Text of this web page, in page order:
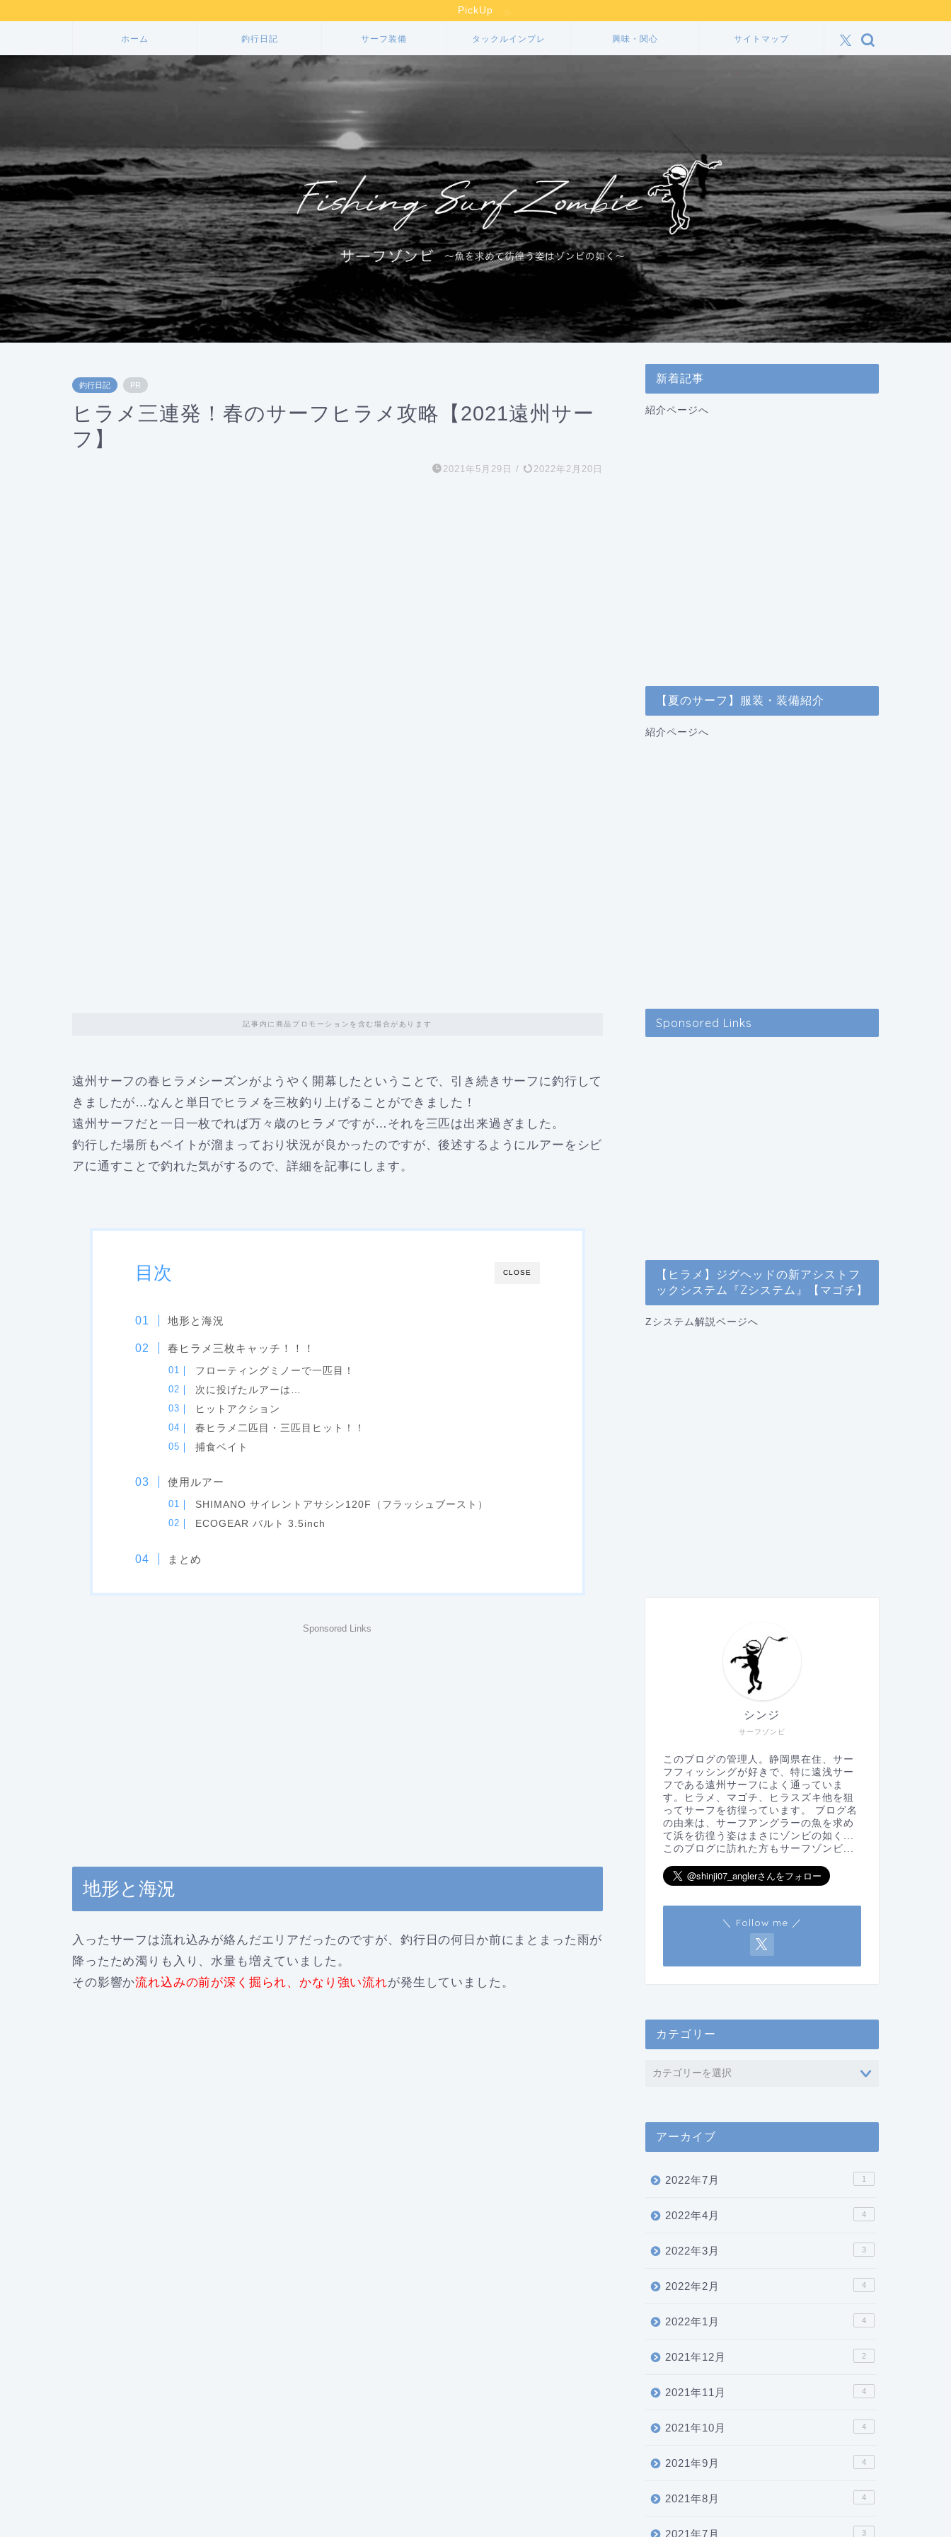
PickUp
ホーム 釣行日記 サーフ装備 タックルインプレ 興味・関心 サイトマップ
釣行日記 PR
ヒラメ三連発！春のサーフヒラメ攻略【2021遠州サー
フ】
2021年5月29日 / 2022年2月20日
記事内に商品プロモーションを含む場合があります
遠州サーフの春ヒラメシーズンがようやく開幕したということで、引き続きサーフに釣行して
きましたが…なんと単日でヒラメを三枚釣り上げることができました！
遠州サーフだと一日一枚でれば万々歳のヒラメですが…それを三匹は出来過ぎました。
釣行した場所もベイトが溜まっており状況が良かったのですが、後述するようにルアーをシビ
アに通すことで釣れた気がするので、詳細を記事にします。
CLOSE
目次
地形と海況
春ヒラメ三枚キャッチ！！！
フローティングミノーで一匹目！
次に投げたルアーは…
ヒットアクション
春ヒラメ二匹目・三匹目ヒット！！
捕食ベイト
使用ルアー
SHIMANO サイレントアサシン120F（フラッシュブースト）
ECOGEAR バルト 3.5inch
まとめ
Sponsored Links
地形と海況
入ったサーフは流れ込みが絡んだエリアだったのですが、釣行日の何日か前にまとまった雨が
降ったため濁りも入り、水量も増えていました。
その影響か流れ込みの前が深く掘られ、かなり強い流れが発生していました。
新着記事
紹介ページへ
【夏のサーフ】服装・装備紹介
紹介ページへ
Sponsored Links
【ヒラメ】ジグヘッドの新アシストフ
ックシステム『Zシステム』【マゴチ】
Zシステム解説ページへ
サーフゾンビ
シンジ
このブログの管理人。静岡県在住、サー
フフィッシングが好きで、特に遠浅サー
フである遠州サーフによく通っていま
す。ヒラメ、マゴチ、ヒラスズキ他を狙
ってサーフを彷徨っています。 ブログ名
の由来は、サーフアングラーの魚を求め
て浜を彷徨う姿はまさにゾンビの如く...
このブログに訪れた方もサーフゾンビ...
＼ Follow me ／
カテゴリー
アーカイブ
2022年7月 1
2022年4月 4
2022年3月 3
2022年2月 4
2022年1月 4
2021年12月 2
2021年11月 4
2021年10月 4
2021年9月 4
2021年8月 4
2021年7月 3